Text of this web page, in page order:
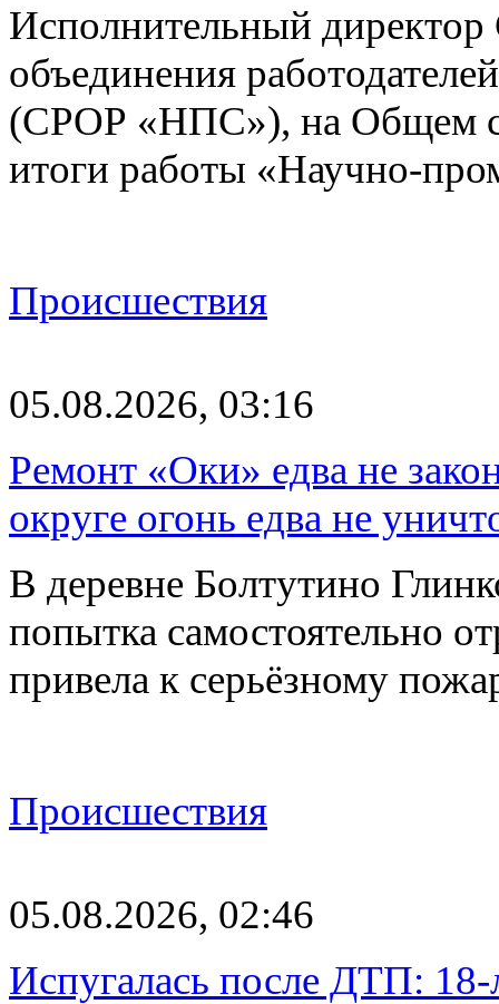
Исполнительный директор
объединения
(СРОР «НПС»), на Общем
итоги работы «Научно-
Происшествия
05.08.2026, 03:16
Ремонт «Оки» едва не
округе огонь едва не
В деревне Болтутино
попытка самостоятельно
привела к серьёзному
Происшествия
05.08.2026, 02:46
Испугалась после ДТП: